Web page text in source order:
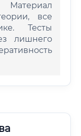
Материал
все
Тесты
лишнего